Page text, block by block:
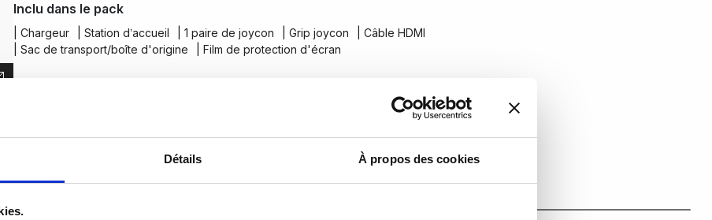
Détails À propos des cookies
Inclu dans le pack
| Chargeur | Station d’accueil | 1 paire de joycon | Grip joycon
| Câble HDMI
| Sac de transport/boîte d'origine
| Film de protection d'écran